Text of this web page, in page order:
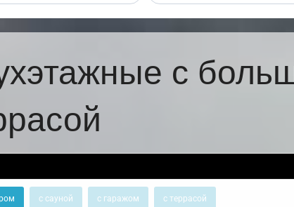
с
с сауной с гаражом с террасой